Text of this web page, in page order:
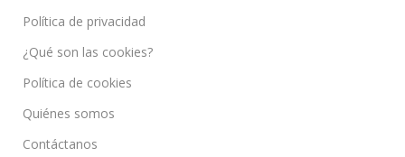
Política de privacidad
¿Qué son las cookies?
Política de cookies
Quiénes somos
Contáctanos